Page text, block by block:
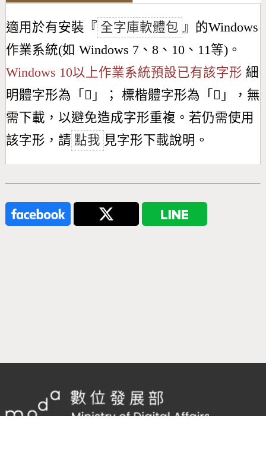
適用於有安裝『 全字庫軟體包 』的Windows
作業系統(如 Windows 7、8、10、11等)。
Windows 10以上作業系統預設已有該字形 細
明體字形為「 𣀞 」； 標楷體字形為「 𣀞 」，無
需下載，以避免造成字形重複。若仍需使用
該字形，請 點我 見字形下載說明。